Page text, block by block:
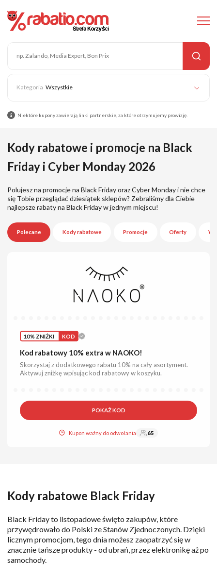
Wszystkie
Niektóre kupony zawierają linki partnerskie, za które otrzymujemy prowizję.
Kody rabatowe i promocje na Black
Friday i Cyber Monday 2026
Polujesz na promocje na Black Friday oraz Cyber Monday i nie chce
się Tobie przeglądać dziesiątek sklepów? Zebraliśmy dla Ciebie
najlepsze rabaty na Black Friday w jednym miejscu!
Polecane Kody rabatowe Promocje Oferty
10% ZNIŻKI KOD
Kod rabatowy 10% extra w NAOKO!
Skorzystaj z dodatkowego rabatu 10% na cały asortyment.
Aktywuj zniżkę wpisując kod rabatowy w koszyku.
POKAŻ KOD
Kupon ważny do odwołania 65
Kody rabatowe Black Friday
Black Friday to listopadowe święto zakupów, które
przywędrowało do Polski ze Stanów Zjednoczonych. Dzięki
licznym promocjom, tego dnia możesz zaopatrzyć się w
znacznie tańsze produkty - od ubrań, przez elektronikę aż po
samochody.